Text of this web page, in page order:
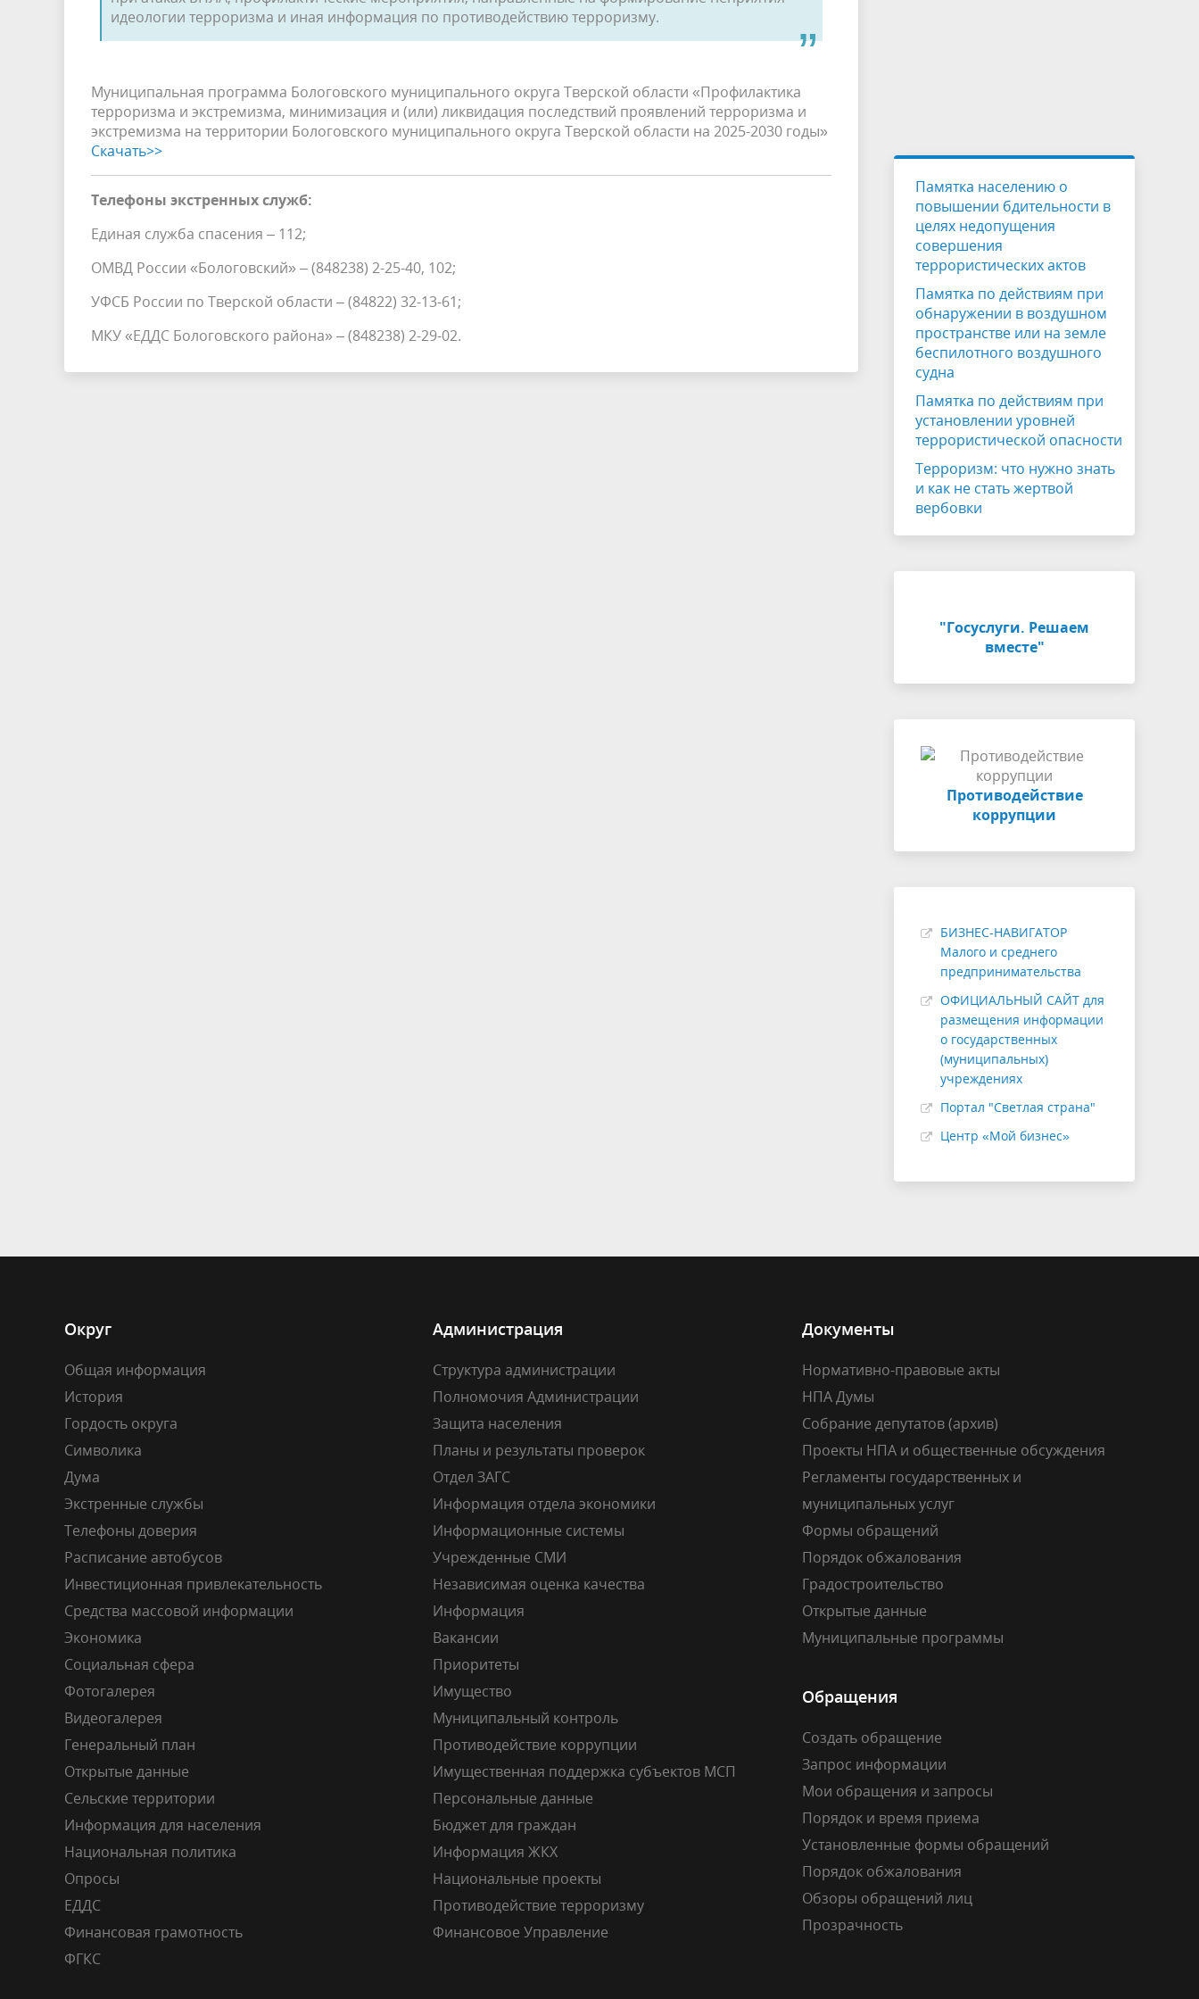
идеологии терроризма и иная информация по противодействию терроризму.
Муниципальная программа Бологовского муниципального округа Тверской области «Профилактика
терроризма и экстремизма, минимизация и (или) ликвидация последствий проявлений терроризма и
экстремизма на территории Бологовского муниципального округа Тверской области на 2025-2030 годы»
Скачать>>
Телефоны экстренных служб:
Единая служба спасения – 112;
ОМВД России «Бологовский» – (848238) 2-25-40, 102;
УФСБ России по Тверской области – (84822) 32-13-61;
МКУ «ЕДДС Бологовского района» – (848238) 2-29-02.
Памятка населению о
повышении бдительности в
целях недопущения
совершения
террористических актов
Памятка по действиям при
обнаружении в воздушном
пространстве или на земле
беспилотного воздушного
судна
Памятка по действиям при
установлении уровней
террористической опасности
Терроризм: что нужно знать
и как не стать жертвой
вербовки
"Госуслуги. Решаем
вместе"
Противодействие
коррупции
БИЗНЕС-НАВИГАТОР
Малого и среднего
предпринимательства
ОФИЦИАЛЬНЫЙ САЙТ для
размещения информации
о государственных
(муниципальных)
учреждениях
Портал "Светлая страна"
Центр «Мой бизнес»
Округ
Общая информация
История
Гордость округа
Символика
Дума
Экстренные службы
Телефоны доверия
Расписание автобусов
Инвестиционная привлекательность
Средства массовой информации
Экономика
Социальная сфера
Фотогалерея
Видеогалерея
Генеральный план
Открытые данные
Сельские территории
Информация для населения
Национальная политика
Опросы
ЕДДС
Финансовая грамотность
ФГКС
Администрация
Структура администрации
Полномочия Администрации
Защита населения
Планы и результаты проверок
Отдел ЗАГС
Информация отдела экономики
Информационные системы
Учрежденные СМИ
Независимая оценка качества
Информация
Вакансии
Приоритеты
Имущество
Муниципальный контроль
Противодействие коррупции
Имущественная поддержка субъектов МСП
Персональные данные
Бюджет для граждан
Информация ЖКХ
Национальные проекты
Противодействие терроризму
Финансовое Управление
Документы
Нормативно-правовые акты
НПА Думы
Собрание депутатов (архив)
Проекты НПА и общественные обсуждения
Регламенты государственных и
муниципальных услуг
Формы обращений
Порядок обжалования
Градостроительство
Открытые данные
Муниципальные программы
Обращения
Создать обращение
Запрос информации
Мои обращения и запросы
Порядок и время приема
Установленные формы обращений
Порядок обжалования
Обзоры обращений лиц
Прозрачность